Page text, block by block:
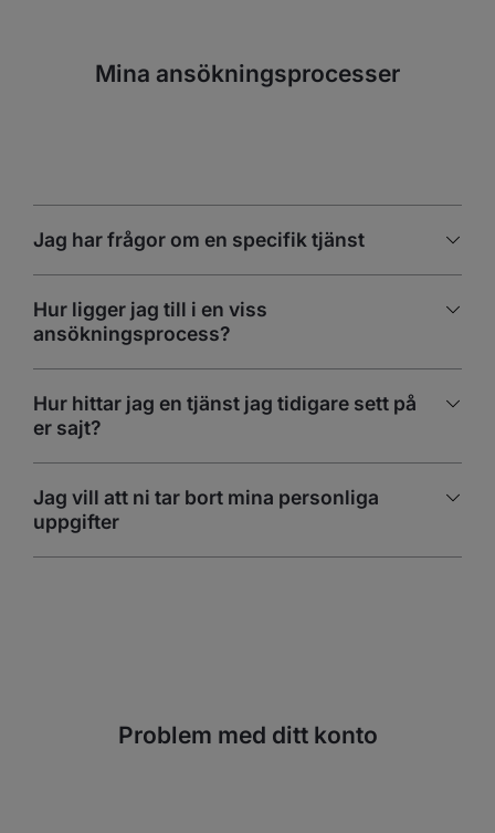
Mina ansökningsprocesser
Jag har frågor om en specifik tjänst
Hur ligger jag till i en viss
ansökningsprocess?
Hur hittar jag en tjänst jag tidigare sett på
er sajt?
Jag vill att ni tar bort mina personliga
uppgifter
Problem med ditt konto